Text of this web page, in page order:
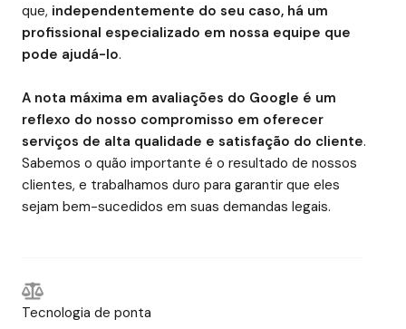
que, independentemente do seu caso, há um
profissional especializado em nossa equipe que
pode ajudá-lo.
A nota máxima em avaliações do Google é um
reflexo do nosso compromisso em oferecer
serviços de alta qualidade e satisfação do cliente.
Sabemos o quão importante é o resultado de nossos
clientes, e trabalhamos duro para garantir que eles
sejam bem-sucedidos em suas demandas legais.
Tecnologia de ponta